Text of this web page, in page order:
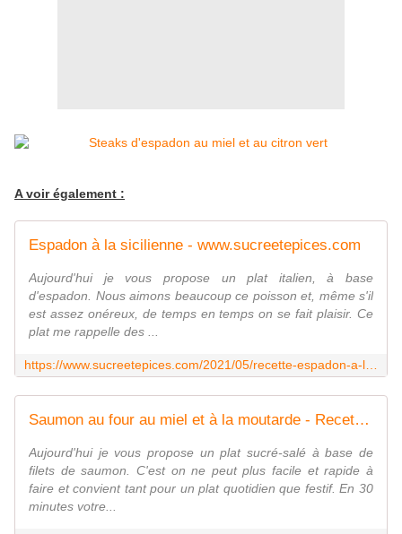
A voir également :
Espadon à la sicilienne - www.sucreetepices.com
Aujourd'hui je vous propose un plat italien, à base
d'espadon. Nous aimons beaucoup ce poisson et, même s'il
est assez onéreux, de temps en temps on se fait plaisir. Ce
plat me rappelle des ...
Saumon au four au miel et à la moutarde - Recette facile en vidéo - www.sucreetepices.com
Aujourd'hui je vous propose un plat sucré-salé à base de
filets de saumon. C'est on ne peut plus facile et rapide à
faire et convient tant pour un plat quotidien que festif. En 30
minutes votre...